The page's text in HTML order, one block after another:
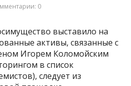
0
выставило на
активы, связанные с
Игорем Коломойским
в список
следует из